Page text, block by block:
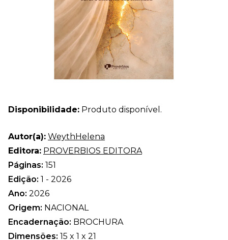
Disponibilidade: Produto disponível.
Autor(a): WeythHelena
Editora: PROVERBIOS EDITORA
Páginas: 151
Edição: 1 - 2026
Ano: 2026
Origem: NACIONAL
Encadernação: BROCHURA
Dimensões: 15 x 1 x 21